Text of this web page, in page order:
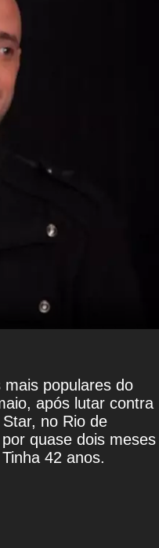
populares do
após lutar contra
no Rio de
quase dois meses
42 anos.